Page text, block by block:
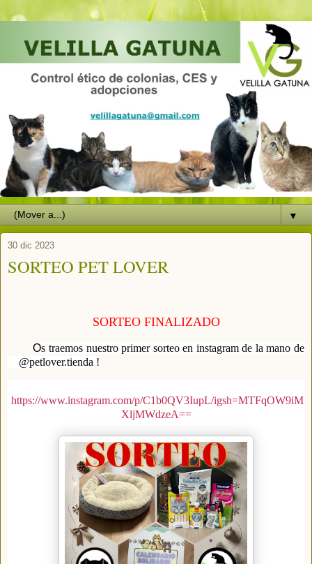
▼
30 dic 2023
SORTEO PET LOVER
SORTEO FINALIZADO
Os traemos nuestro primer sorteo en instagram de la mano de
@petlover.tienda !
https://www.instagram.com/p/C1b0QV3IupL/igsh=MTFqOW9iM
XljMWdzeA==